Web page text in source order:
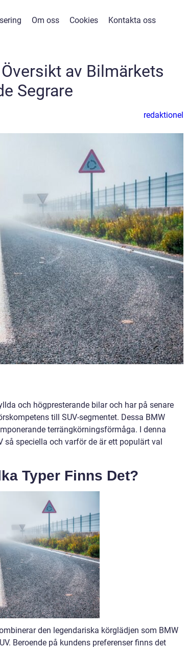
Om oss Cookies Kontakta oss
av Bilmärkets
Segrare
redaktionel
och högpresterande bilar och har på senare
till SUV-segmentet. Dessa BMW
terrängkörningsförmåga. I denna
så speciella och varför de är ett populärt val
Typer Finns Det?
den legendariska körglädjen som BMW
Beroende på kundens preferenser finns det